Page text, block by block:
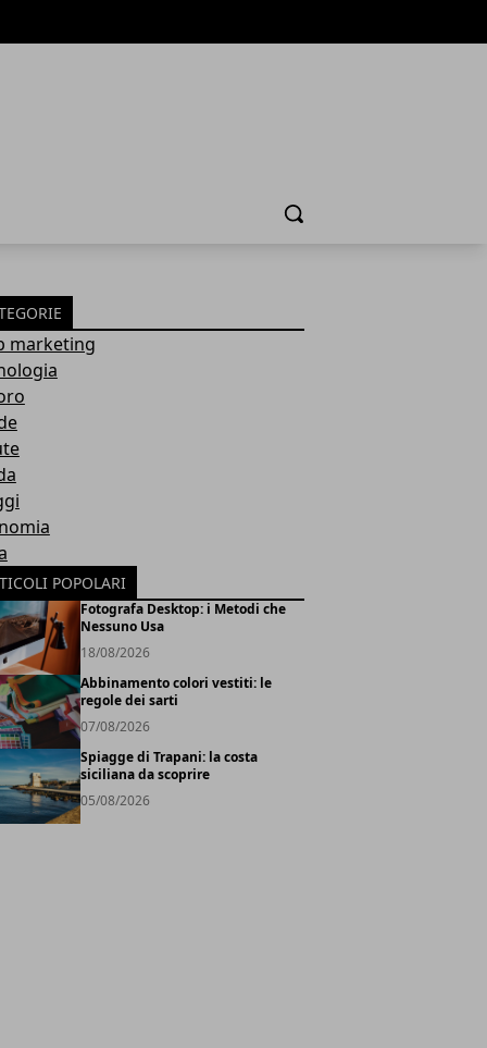
Cerca
marketing
POPOLARI
Fotografa Desktop: i Metodi che
Nessuno Usa
18/08/2026
Abbinamento colori vestiti: le
regole dei sarti
07/08/2026
Spiagge di Trapani: la costa
siciliana da scoprire
05/08/2026